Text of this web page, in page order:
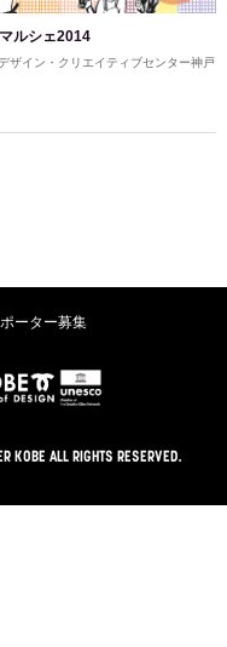
ルシェ2014
ザイン・クリエイティブセンター神戸
ーター募集
KOBE ALL RIGHTS RESERVED.